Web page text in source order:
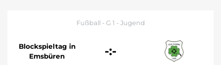
Fußball - G 1 - Jugend
Blockspieltag in
Emsbüren
-:-